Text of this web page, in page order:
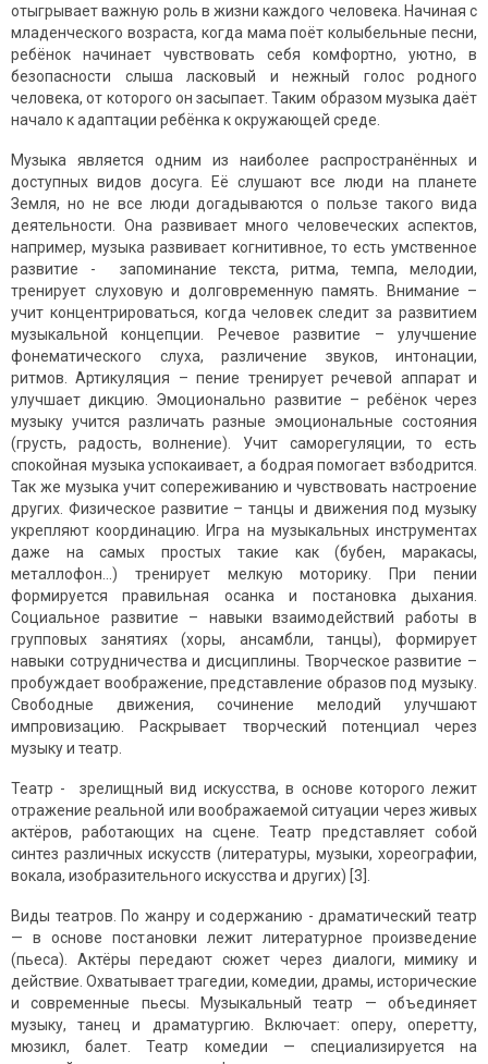
отыгрывает важную роль в жизни каждого человека. Начиная с
младенческого возраста, когда мама поёт колыбельные песни,
ребёнок начинает чувствовать себя комфортно, уютно, в
безопасности слыша ласковый и нежный голос родного
человека, от которого он засыпает. Таким образом музыка даёт
начало к адаптации ребёнка к окружающей среде.
Музыка является одним из наиболее распространённых и
доступных видов досуга. Её слушают все люди на планете
Земля, но не все люди догадываются о пользе такого вида
деятельности. Она развивает много человеческих аспектов,
например, музыка развивает когнитивное, то есть умственное
развитие - запоминание текста, ритма, темпа, мелодии,
тренирует слуховую и долговременную память. Внимание –
учит концентрироваться, когда человек следит за развитием
музыкальной концепции. Речевое развитие – улучшение
фонематического слуха, различение звуков, интонации,
ритмов. Артикуляция – пение тренирует речевой аппарат и
улучшает дикцию. Эмоционально развитие – ребёнок через
музыку учится различать разные эмоциональные состояния
(грусть, радость, волнение). Учит саморегуляции, то есть
спокойная музыка успокаивает, а бодрая помогает взбодрится.
Так же музыка учит сопереживанию и чувствовать настроение
других. Физическое развитие – танцы и движения под музыку
укрепляют координацию. Игра на музыкальных инструментах
даже на самых простых такие как (бубен, маракасы,
металлофон…) тренирует мелкую моторику. При пении
формируется правильная осанка и постановка дыхания.
Социальное развитие – навыки взаимодействий работы в
групповых занятиях (хоры, ансамбли, танцы), формирует
навыки сотрудничества и дисциплины. Творческое развитие –
пробуждает воображение, представление образов под музыку.
Свободные движения, сочинение мелодий улучшают
импровизацию. Раскрывает творческий потенциал через
музыку и театр.
Театр - зрелищный вид искусства, в основе которого лежит
отражение реальной или воображаемой ситуации через живых
актёров, работающих на сцене. Театр представляет собой
синтез различных искусств (литературы, музыки, хореографии,
вокала, изобразительного искусства и других) [3].
Виды театров. По жанру и содержанию - драматический театр
— в основе постановки лежит литературное произведение
(пьеса). Актёры передают сюжет через диалоги, мимику и
действие. Охватывает трагедии, комедии, драмы, исторические
и современные пьесы. Музыкальный театр — объединяет
музыку, танец и драматургию. Включает: оперу, оперетту,
мюзикл, балет. Театр комедии — специализируется на